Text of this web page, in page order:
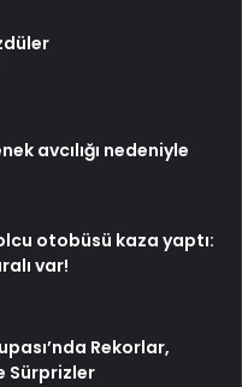
avcılığı nedeniyle
otobüsü kaza yaptı:
var!
Rekorlar,
Sürprizler